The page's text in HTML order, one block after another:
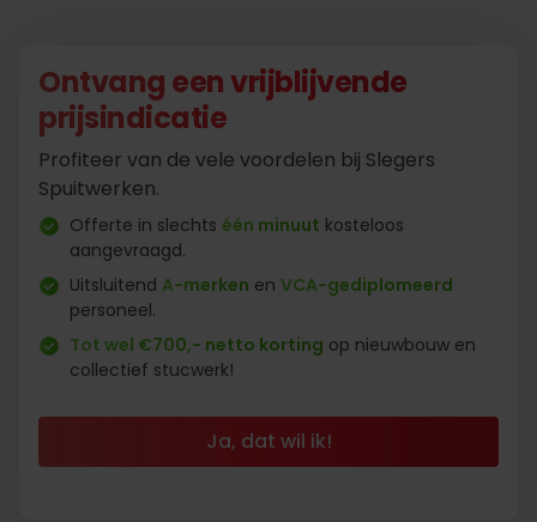
Ontvang een vrijblijvende
prijsindicatie
Profiteer van de vele voordelen bij Slegers
Spuitwerken.
Offerte in slechts één minuut kosteloos
aangevraagd.
Uitsluitend A-merken en VCA-gediplomeerd
personeel.
Tot wel €700,- netto korting op nieuwbouw en
collectief stucwerk!
Ja, dat wil ik!